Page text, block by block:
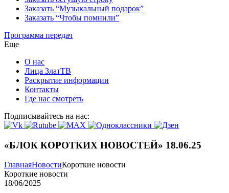
Заказать “Музыкальный подарок”
Заказать “Чтобы помнили”
Программа передач
Еще
О нас
Лица ЗлатТВ
Раскрытие информации
Контакты
Где нас смотреть
Подписывайтесь на нас:
«БЛОК КОРОТКИХ НОВОСТЕЙ» 18.06.25
ГлавнаяНовостиКороткие новости
Короткие новости
18/06/2025